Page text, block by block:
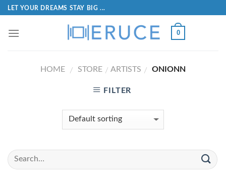
LET YOUR DREAMS STAY BIG ...
0
HOME / STORE / ARTISTS / ONIONN
FILTER